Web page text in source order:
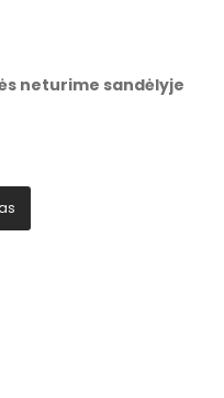
neturime sandėlyje